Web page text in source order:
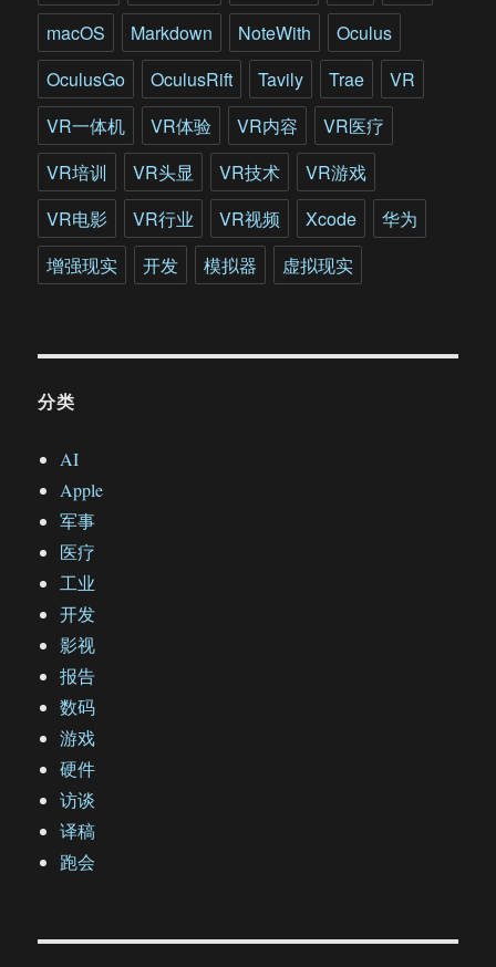
macOS
Markdown NoteWith
Oculus
OculusGo
OculusRift Tavily Trae
VR
VR一体机
VR体验 VR内容
VR医疗
VR培训
VR头显 VR技术
VR游戏
VR电影
VR行业 VR视频 Xcode
华为
增强现实
开发 模拟器 虚拟现实
分类
AI
Apple
军事
医疗
工业
开发
影视
报告
数码
游戏
硬件
访谈
译稿
跑会